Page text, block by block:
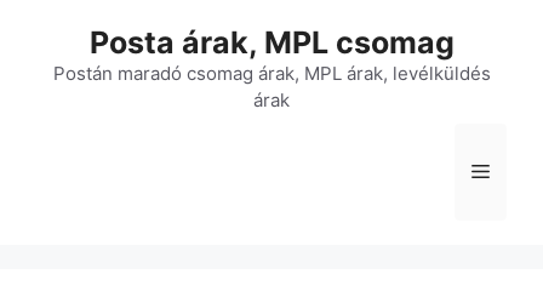
tartalomba
Posta árak, MPL csomag
Postán maradó csomag árak, MPL árak, levélküldés
árak
Menü